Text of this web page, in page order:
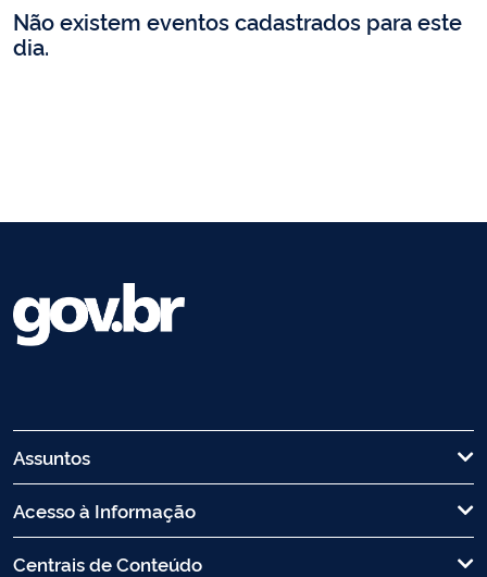
Não existem eventos cadastrados para este
dia.
Assuntos
Acesso à Informação
Centrais de Conteúdo